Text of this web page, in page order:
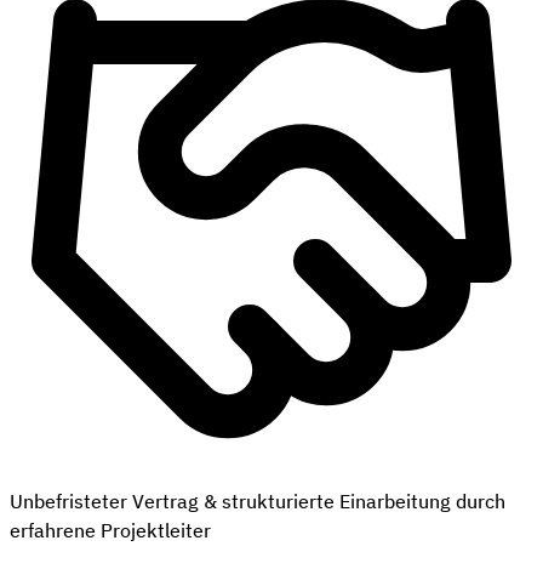
Unbefristeter Vertrag & strukturierte Einarbeitung durch
erfahrene Projektleiter